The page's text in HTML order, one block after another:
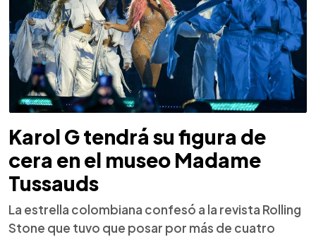
Karol G tendrá su figura de
cera en el museo Madame
Tussauds
La estrella colombiana confesó a la revista Rolling
Stone que tuvo que posar por más de cuatro